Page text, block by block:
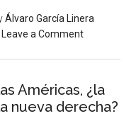
Álvaro García Linera
Leave a Comment
Américas, ¿la
nueva derecha?